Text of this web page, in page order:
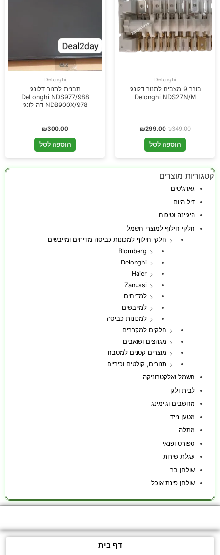
Delonghi
בורר 9 מצבים לתנור דלונגי
Delonghi NDS27N/M
₪349.00
₪299.00
הוספה לסל
Delonghi
תבנית לתנור דלונגי
DeLonghi NDS977/988
NDB900X/978 דה לונגי
₪300.00
הוספה לסל
קטגוריות מוצרים
גאדג'טים
דיל היום
היגיינה וטיפוח
חלקי חילוף למוצרי חשמל
חלקי חילוף למכונות כביסה מדיחים ומייבשים
Blomberg
Delonghi
Haier
Zanussi
למדיחים
למייבשים
למכונות כביסה
חלקים למקררים
מגהצים ושואבים
מוצרים קטנים למטבח
תנורים, קולטים וכיריים
חשמל ואלקטרוניקה
לבית ולגן
מחשבים וגיימינג
מטען נייד
מתלה
ספורט ופנאי
עגלת שירות
שולחן בר
שולחן פינת אוכל
דף בית